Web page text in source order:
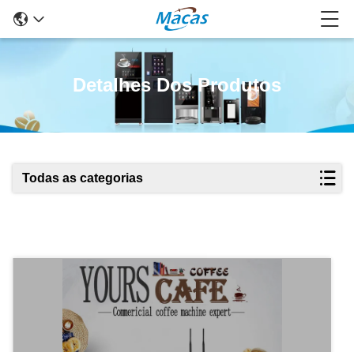
Detalhes Dos Produtos
Todas as categorias